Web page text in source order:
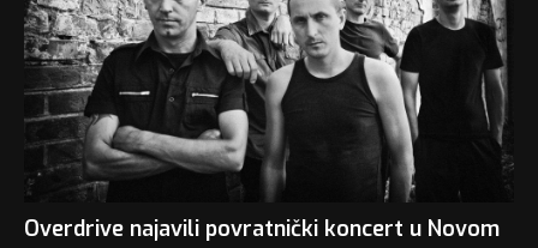
Overdrive najavili povratnički koncert u Novom